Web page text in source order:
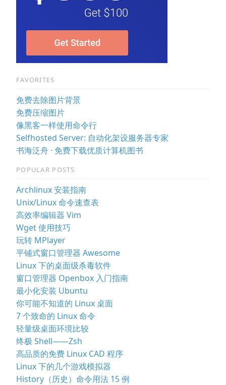
FAVORITES
免费去除图片背景
免费压缩图片
像黑客一样使用命令行
Selfhosted Server: 自动化架设服务器专家
书海泛舟 · 免费下载优质计算机图书
POPULAR POSTS
Archlinux 安装指南
Unix/Linux 命令速查表
高效率编辑器 Vim
Wget 使用技巧
玩转 MPlayer
平铺式窗口管理器 Awesome
Linux 下的桌面级杀毒软件
窗口管理器 Openbox 入门指南
最小化安装 Ubuntu
你可能不知道的 Linux 桌面
7 个致命的 Linux 命令
轻量级桌面环境比较
终极 Shell——Zsh
高品质的免费 Linux CAD 程序
Linux 下的几个游戏模拟器
History（历史）命令用法 15 例